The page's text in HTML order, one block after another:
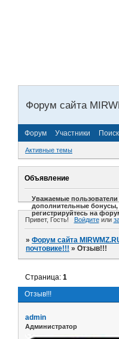
Форум сайта
Форум Участники Поиск
Активные темы
Объявление
Уважаемые
дополнительные бонусы,
регистрируйтесь на
Привет, Гость!
Войдитеили
»Форум сайта
почтовике!!! »Отзыв!!!
Отзыв!!!
Страница:1
admin
Администратор